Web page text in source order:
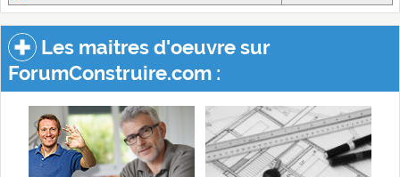
Les maitres d'oeuvre sur
ForumConstruire.com :